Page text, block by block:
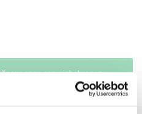
Toevoegen aan winkelwagen